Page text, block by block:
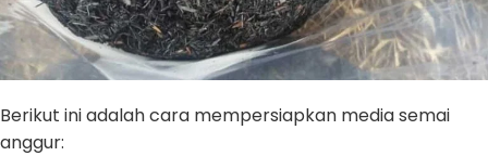
Berikut ini adalah cara mempersiapkan media semai
anggur: